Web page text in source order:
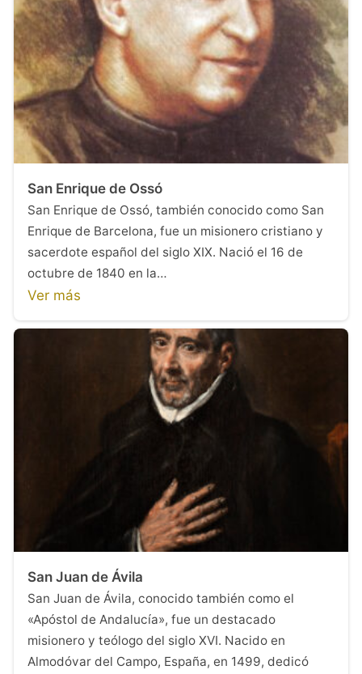
San Enrique de Ossó
San Enrique de Ossó, también conocido como San
Enrique de Barcelona, fue un misionero cristiano y
sacerdote español del siglo XIX. Nació el 16 de
octubre de 1840 en la…
Ver más
San Juan de Ávila
San Juan de Ávila, conocido también como el
«Apóstol de Andalucía», fue un destacado
misionero y teólogo del siglo XVI. Nacido en
Almodóvar del Campo, España, en 1499, dedicó